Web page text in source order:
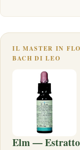
IL MASTER IN
BACH DI LEO
Elm — Estratto